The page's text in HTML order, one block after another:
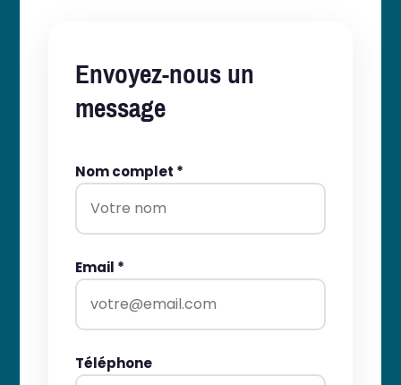
Envoyez-nous un
message
Nom complet *
Email *
Téléphone